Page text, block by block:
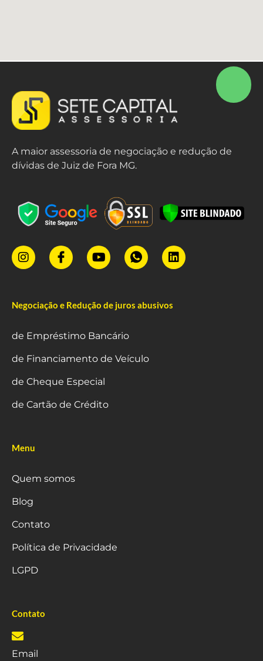
A maior assessoria de negociação e redução de
dívidas de Juiz de Fora MG.
Negociação e Redução de juros abusivos
de Empréstimo Bancário
de Financiamento de Veículo
de Cheque Especial
de Cartão de Crédito
Menu
Quem somos
Blog
Contato
Política de Privacidade
LGPD
Contato
Email